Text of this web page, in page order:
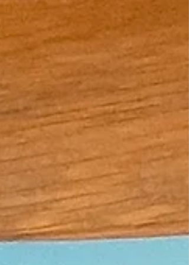
rénovations d'appartements que des
de villa contemporaines sur la Côte d'Azur.